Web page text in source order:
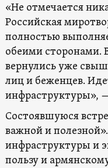
«Не отмечается
Российская
полностью
обеими сторонами.
вернулись уже
лиц и беженцев.
инфраструктуры»,
Состоявшуюся
важной и
инфраструктуры и
пользу и